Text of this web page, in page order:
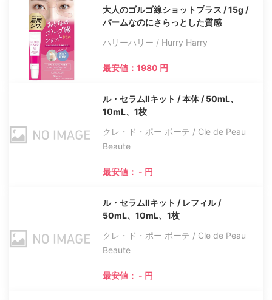
大人のゴルゴ線ショットプラス / 15g /
バームなのにさらっとした質感
ハリーハリー / Hurry Harry
最安値：1980 円
ル・セラムIIキット / 本体 / 50mL、
10mL、1枚
クレ・ド・ポー ボーテ / Cle de Peau
Beaute
最安値： - 円
ル・セラムIIキット / レフィル /
50mL、10mL、1枚
クレ・ド・ポー ボーテ / Cle de Peau
Beaute
最安値： - 円